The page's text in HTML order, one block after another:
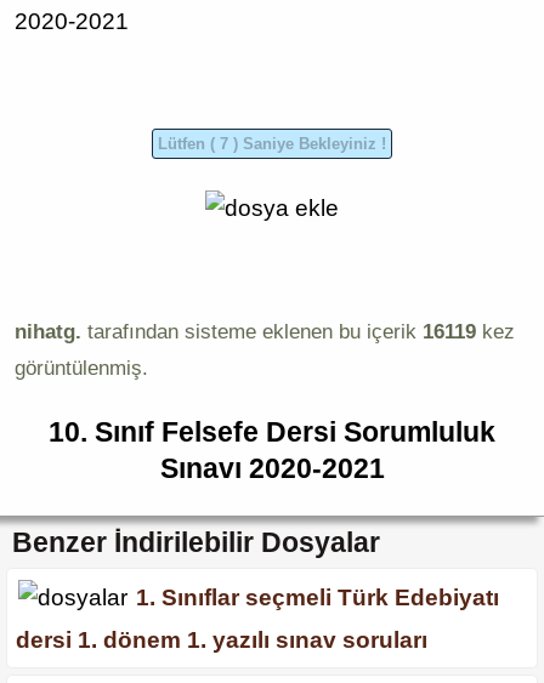
2020-2021
nihatg. tarafından sisteme eklenen bu içerik 16119 kez
görüntülenmiş.
10. Sınıf Felsefe Dersi Sorumluluk
Sınavı 2020-2021
Benzer İndirilebilir Dosyalar
1. Sınıflar seçmeli Türk Edebiyatı
dersi 1. dönem 1. yazılı sınav soruları